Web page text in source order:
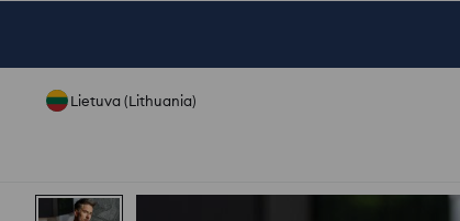
Lietuva (Lithuania)